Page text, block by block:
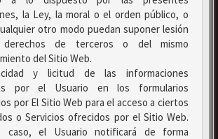
la Ley, la moral o el orden público, o
otro modo puedan suponer lesión
de terceros o del mismo
del Sitio Web.
y licitud de las informaciones
por el Usuario en los formularios
por El Sitio Web para el acceso a ciertos
o Servicios ofrecidos por el Sitio Web.
caso, el Usuario notificará de forma